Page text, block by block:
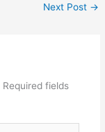
Next Post →
Required fields